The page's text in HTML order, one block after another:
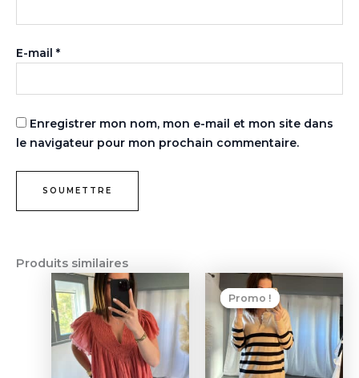
E-mail *
Enregistrer mon nom, mon e-mail et mon site dans
le navigateur pour mon prochain commentaire.
Produits similaires
produit
a
plusieurs
variations.
Promo !
Promo !
Le
prix
initial
était :
28,00 €.
Le
actuel
est :
20,00